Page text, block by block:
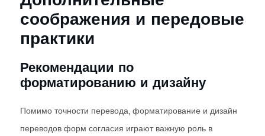
соображения и передовые
практики
Рекомендации по
форматированию и дизайну
Помимо точности перевода, форматирование и дизайн
переводов форм согласия играют важную роль в